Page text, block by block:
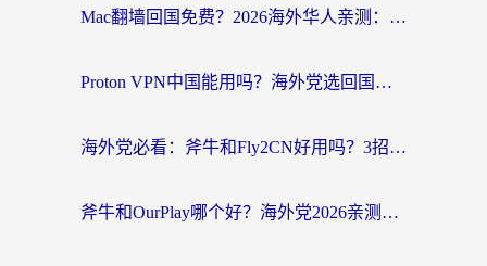
Mac翻墙回国免费？2026海外华人亲测：从CCTV5直播到国内APP，这样选加速器才靠谱
Proton VPN中国能用吗？海外党选回国加速器的避坑指南（附番茄加速器实测）
海外党必看：斧牛和Fly2CN好用吗？3招教你选对回国加速器（附免费试用攻略）
斧牛和OurPlay哪个好？海外党2026亲测：选对加速器，国内资源秒加载